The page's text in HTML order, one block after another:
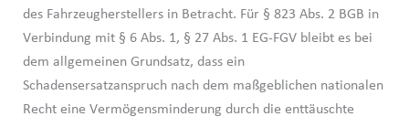
des Fahrzeugherstellers in Betracht. Für § 823 Abs. 2 BGB in
Verbindung mit § 6 Abs. 1, § 27 Abs. 1 EG-FGV bleibt es bei
dem allgemeinen Grundsatz, dass ein
Schadensersatzanspruch nach dem maßgeblichen nationalen
Recht eine Vermögensminderung durch die enttäuschte